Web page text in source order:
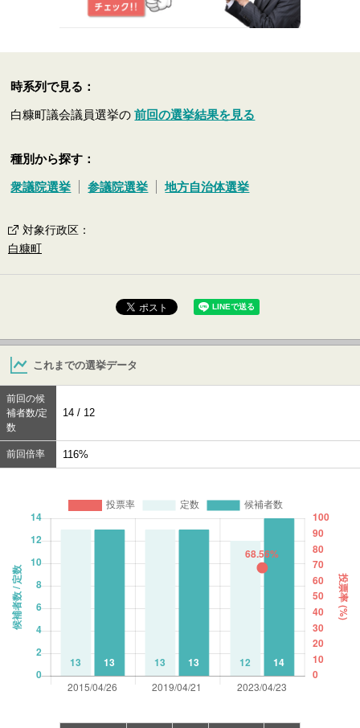
時系列で見る：
白糠町議会議員選挙の前回の選挙結果を見る
種別から探す：
衆議院選挙 参議院選挙 地方自治体選挙
対象行政区 ：
白糠町
これまでの選挙データ
前回の候
補者数/定
数
14 / 12
前回倍率 116%